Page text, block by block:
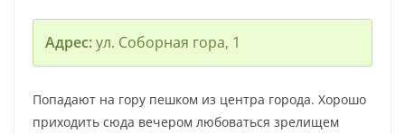
Адрес:ул. Соборная гора, 1
Попадают на гору пешком из центра города. Хорошо
приходить сюда вечером любоваться зрелищем